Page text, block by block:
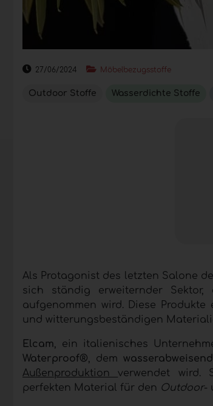
27/06/2024 Möbelbezugsstoffe
Outdoor Stoffe Wasserdichte Stoffe
Als Protagonist des letzten Salone
sich ständig erweiternder
aufgenommen wird. Diese
und witterungsbeständigen
Elcam, ein italienisches
Waterproof®, dem
Außenproduktion verwendet wird.
perfekten Material für den Outdoor-